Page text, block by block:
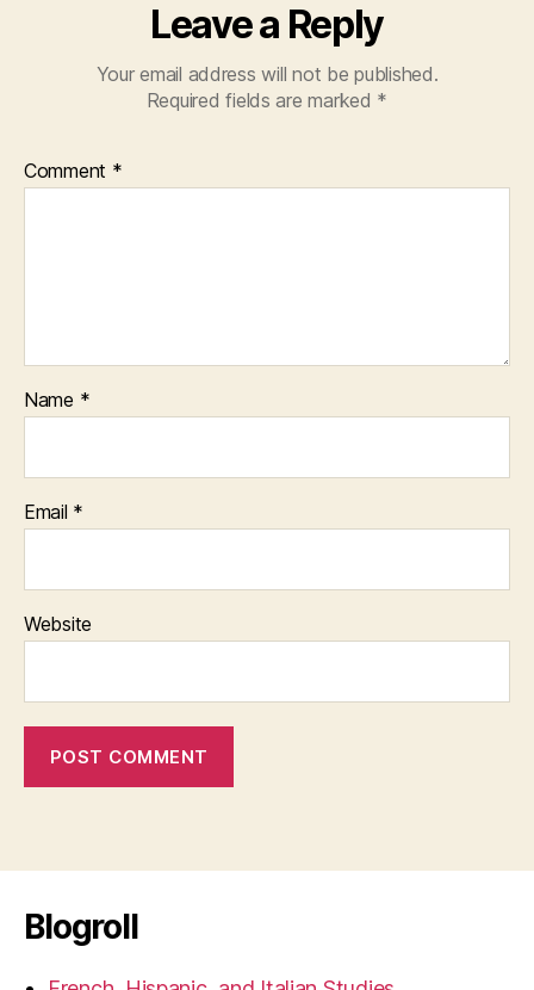
Leave a Reply
Your email address will not be published.
Required fields are marked *
Comment *
Name *
Email *
Website
Blogroll